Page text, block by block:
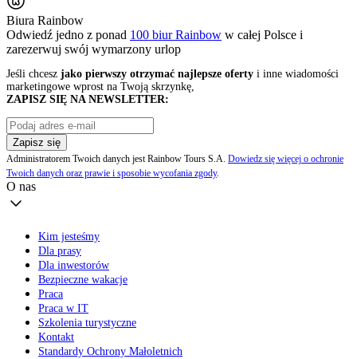
Biura Rainbow
Odwiedź jedno z ponad 100 biur Rainbow w całej Polsce i
zarezerwuj swój wymarzony urlop
Jeśli chcesz jako pierwszy otrzymać najlepsze oferty i inne wiadomości
marketingowe wprost na Twoją skrzynkę,
ZAPISZ SIĘ NA NEWSLETTER:
Zapisz się
Administratorem Twoich danych jest Rainbow Tours S.A. Dowiedz się więcej o ochronie
Twoich danych oraz prawie i sposobie wycofania zgody.
O nas
Kim jesteśmy
Dla prasy
Dla inwestorów
Bezpieczne wakacje
Praca
Praca w IT
Szkolenia turystyczne
Kontakt
Standardy Ochrony Małoletnich